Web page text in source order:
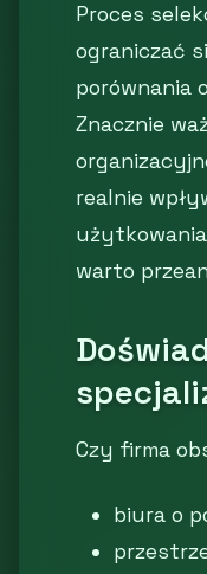
Proces
ograniczać
porównania
Znacznie
realnie
warto
Czy firma
biura o